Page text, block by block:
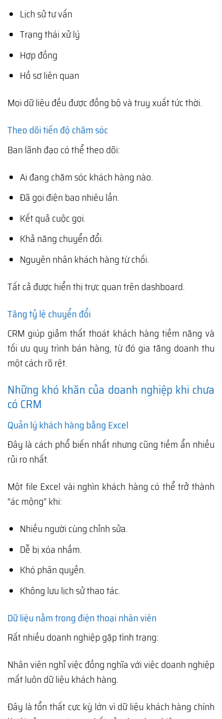
Lịch sử tư vấn
Trạng thái xử lý
Hợp đồng
Hồ sơ liên quan
Mọi dữ liệu đều được đồng bộ và truy xuất tức thời.
Theo dõi tiến độ chăm sóc
Ban lãnh đạo có thể theo dõi:
Ai đang chăm sóc khách hàng nào.
Đã gọi điện bao nhiêu lần.
Kết quả cuộc gọi.
Khả năng chuyển đổi.
Nguyên nhân khách hàng từ chối.
Tất cả được hiển thị trực quan trên dashboard.
Tăng tỷ lệ chuyển đổi
CRM giúp giảm thất thoát khách hàng tiềm năng và
tối ưu quy trình bán hàng, từ đó gia tăng doanh thu
một cách rõ rệt.
Những khó khăn của doanh nghiệp khi chưa
có CRM
Quản lý khách hàng bằng Excel
Đây là cách phổ biến nhất nhưng cũng tiềm ẩn nhiều
rủi ro nhất.
Một file Excel vài nghìn khách hàng có thể trở thành
“ác mộng” khi:
Nhiều người cùng chỉnh sửa.
Dễ bị xóa nhầm.
Khó phân quyền.
Không lưu lịch sử thao tác.
Dữ liệu nằm trong điện thoại nhân viên
Rất nhiều doanh nghiệp gặp tình trạng:
Nhân viên nghỉ việc đồng nghĩa với việc doanh nghiệp
mất luôn dữ liệu khách hàng.
Đây là tổn thất cực kỳ lớn vì dữ liệu khách hàng chính